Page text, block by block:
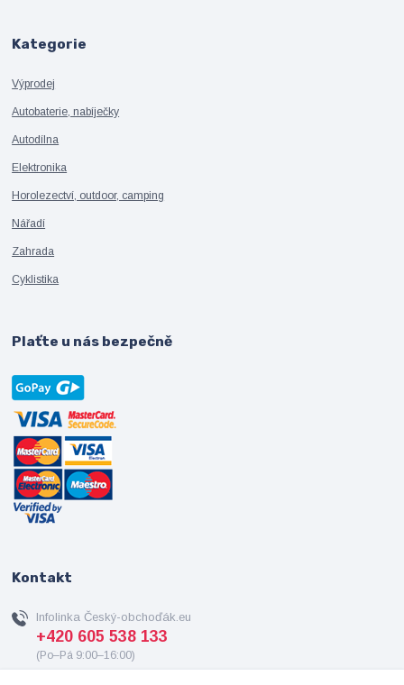
Kategorie
Výprodej
Autobaterie, nabíječky
Autodílna
Elektronika
Horolezectví, outdoor, camping
Nářadí
Zahrada
Cyklistika
Plaťte u nás bezpečně
Kontakt
Infolinka Český-obchoďák.eu
+420 605 538 133
(Po–Pá 9:00–16:00)